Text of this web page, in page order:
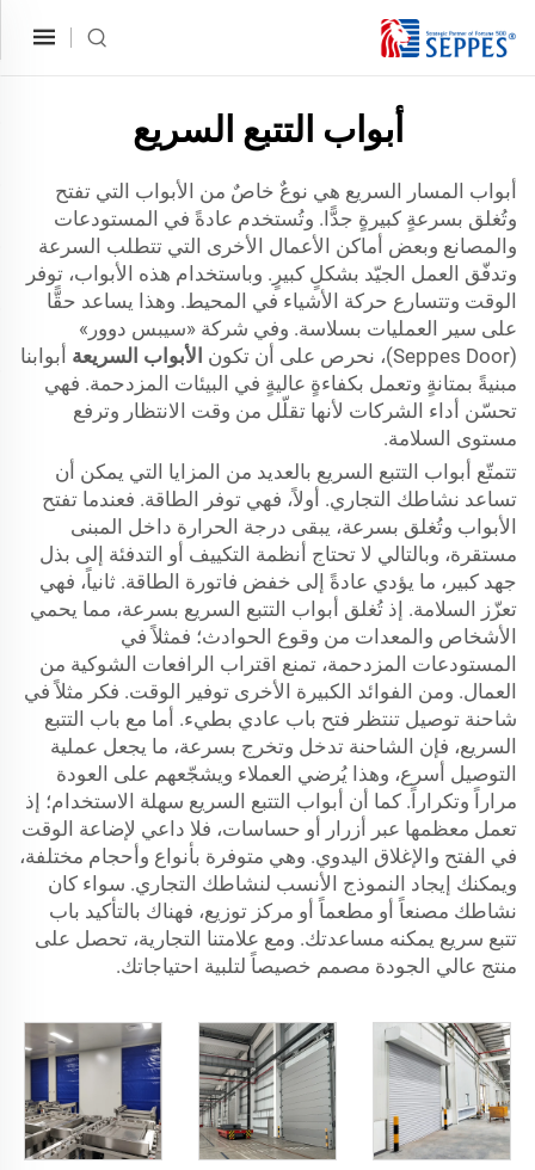
أبواب التتبع السريع
أبواب المسار السريع هي نوعٌ خاصٌ من الأبواب التي تفتح
وتُغلق بسرعةٍ كبيرةٍ جدًّا. وتُستخدم عادةً في المستودعات
والمصانع وبعض أماكن الأعمال الأخرى التي تتطلب السرعة
وتدفّق العمل الجيّد بشكلٍ كبيرٍ. وباستخدام هذه الأبواب، توفر
الوقت وتتسارع حركة الأشياء في المحيط. وهذا يساعد حقًّا
على سير العمليات بسلاسة. وفي شركة «سيبس دوور»
(Seppes Door)، نحرص على أن تكون
الأبواب السريعة أبوابنا
مبنيةً بمتانةٍ وتعمل بكفاءةٍ عاليةٍ في البيئات المزدحمة. فهي
تحسّن أداء الشركات لأنها تقلّل من وقت الانتظار وترفع
مستوى السلامة.
تتمتّع أبواب التتبع السريع بالعديد من المزايا التي يمكن أن
تساعد نشاطك التجاري. أولاً، فهي توفر الطاقة. فعندما تفتح
الأبواب وتُغلق بسرعة، يبقى درجة الحرارة داخل المبنى
مستقرة، وبالتالي لا تحتاج أنظمة التكييف أو التدفئة إلى بذل
جهد كبير، ما يؤدي عادةً إلى خفض فاتورة الطاقة. ثانياً، فهي
تعزّز السلامة. إذ تُغلق أبواب التتبع السريع بسرعة، مما يحمي
الأشخاص والمعدات من وقوع الحوادث؛ فمثلاً في
المستودعات المزدحمة، تمنع اقتراب الرافعات الشوكية من
العمال. ومن الفوائد الكبيرة الأخرى توفير الوقت. فكر مثلاً في
شاحنة توصيل تنتظر فتح باب عادي بطيء. أما مع باب التتبع
السريع، فإن الشاحنة تدخل وتخرج بسرعة، ما يجعل عملية
التوصيل أسرع، وهذا يُرضي العملاء ويشجّعهم على العودة
مراراً وتكراراً. كما أن أبواب التتبع السريع سهلة الاستخدام؛ إذ
تعمل معظمها عبر أزرار أو حساسات، فلا داعي لإضاعة الوقت
في الفتح والإغلاق اليدوي. وهي متوفرة بأنواع وأحجام مختلفة،
ويمكنك إيجاد النموذج الأنسب لنشاطك التجاري. سواء كان
نشاطك مصنعاً أو مطعماً أو مركز توزيع، فهناك بالتأكيد باب
تتبع سريع يمكنه مساعدتك. ومع علامتنا التجارية، تحصل على
منتج عالي الجودة مصمم خصيصاً لتلبية احتياجاتك.